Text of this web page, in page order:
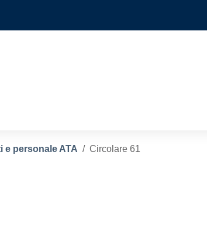
e personale ATA Circolare 61